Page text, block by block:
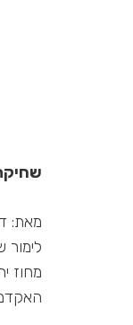
מאת:
מחוז